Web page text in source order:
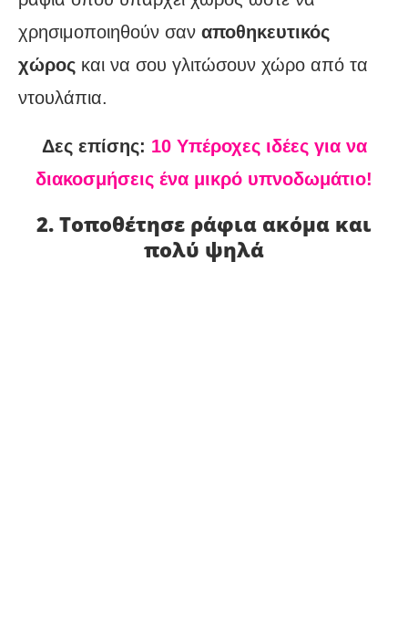
χρησιμοποιηθούν σαν αποθηκευτικός
χώρος και να σου γλιτώσουν χώρο από τα
ντουλάπια.
Δες επίσης: 10 Υπέροχες ιδέες για να
διακοσμήσεις ένα μικρό υπνοδωμάτιο!
2. Τοποθέτησε ράφια ακόμα και
πολύ ψηλά